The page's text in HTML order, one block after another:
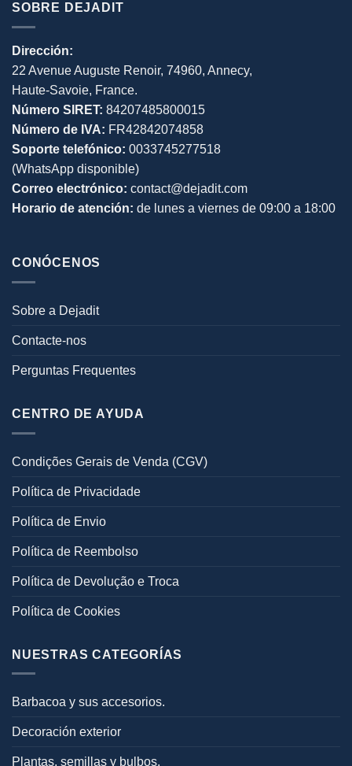
SOBRE DEJADIT
Dirección:
22 Avenue Auguste Renoir, 74960, Annecy,
Haute-Savoie, France.
Número SIRET: 84207485800015
Número de IVA: FR42842074858
Soporte telefónico: 0033745277518
(WhatsApp disponible)
Correo electrónico: contact@dejadit.com
Horario de atención: de lunes a viernes de 09:00 a 18:00
CONÓCENOS
Sobre a Dejadit
Contacte-nos
Perguntas Frequentes
CENTRO DE AYUDA
Condições Gerais de Venda (CGV)
Política de Privacidade
Política de Envio
Política de Reembolso
Política de Devolução e Troca
Política de Cookies
NUESTRAS CATEGORÍAS
Barbacoa y sus accesorios.
Decoración exterior
Plantas, semillas y bulbos.